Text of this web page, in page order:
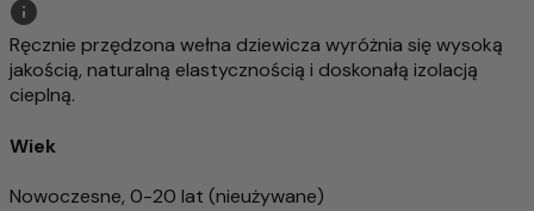
Ręcznie przędzona wełna dziewicza wyróżnia się wysoką
jakością, naturalną elastycznością i doskonałą izolacją
cieplną.
Wiek
Nowoczesne, 0-20 lat (nieużywane)